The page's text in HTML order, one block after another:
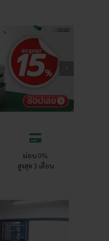
ผ่อน 0%
สูงสุด 3 เดือน